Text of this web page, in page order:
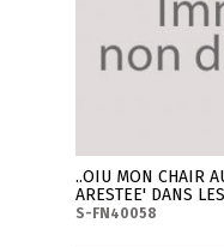
..OIU MON CHAIR
ARESTEE' DANS
S-FN40058